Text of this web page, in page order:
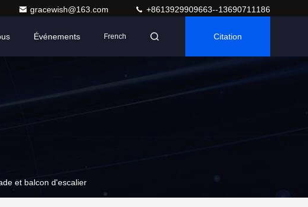
gracewish@163.com +8613929909663--13690711186
Événements French Citation
et balcon d'escalier